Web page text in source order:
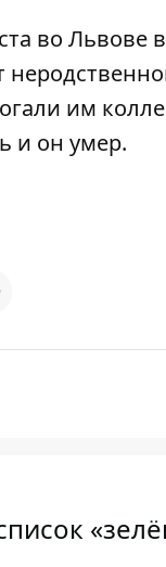
во Львове
им
и он умер.